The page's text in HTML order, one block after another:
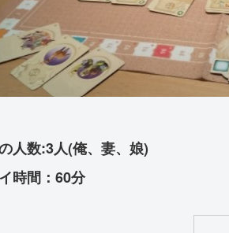
人数:3人(俺、妻、娘)
時間：60分